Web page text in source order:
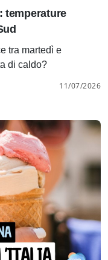
temperature
tra martedì e
di caldo?
11/07/2026